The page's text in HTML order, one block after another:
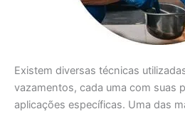
Existem diversas técnicas
vazamentos, cada uma com suas
aplicações específicas. Uma das